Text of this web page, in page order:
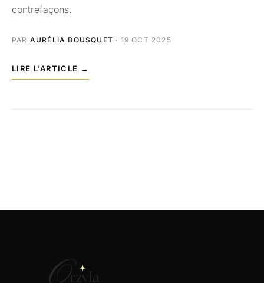
contrefaçons.
PAR AURÉLIA BOUSQUET · 19 OCT 2025
LIRE L'ARTICLE →